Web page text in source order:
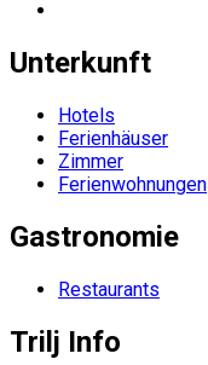
Unterkunft
Hotels
Ferienhäuser
Zimmer
Ferienwohnungen
Gastronomie
Restaurants
Trilj Info